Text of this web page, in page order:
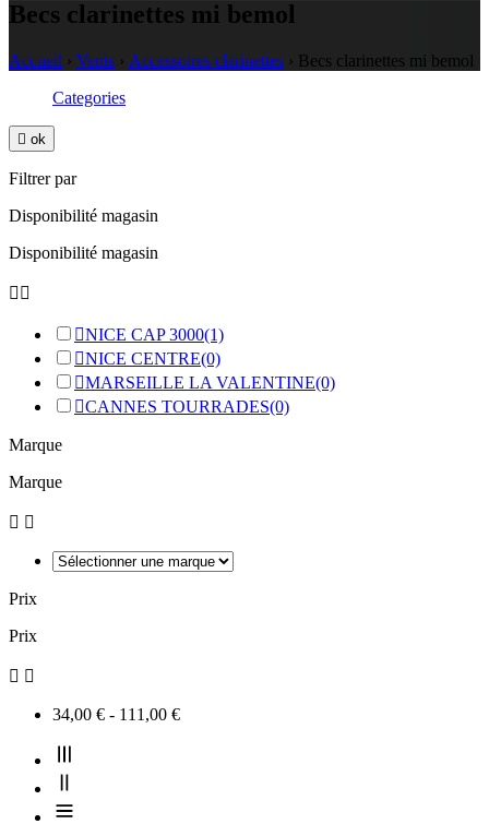
Becs clarinettes mi bemol
Accueil › Vents › Accessoires clarinettes › Becs clarinettes mi bemol
Categories
 ok
Filtrer par
Disponibilité magasin
Disponibilité magasin
 
NICE CAP 3000(1)
NICE CENTRE(0)
MARSEILLE LA VALENTINE(0)
CANNES TOURRADES(0)
Marque
Marque
 
Prix
Prix
 
34,00 € - 111,00 €